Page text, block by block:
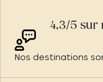
4,3/5 sur
Nos destinations